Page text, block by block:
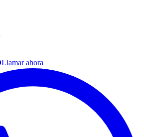
Llamar ahora